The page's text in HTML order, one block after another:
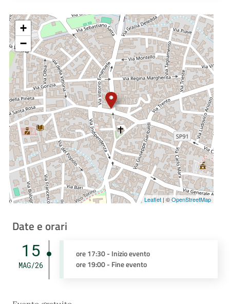
+
−
Leaflet| ©OpenStreetMap
Date e orari
15
MAG/26
ore 17:30 - Inizio evento
ore 19:00 - Fine evento